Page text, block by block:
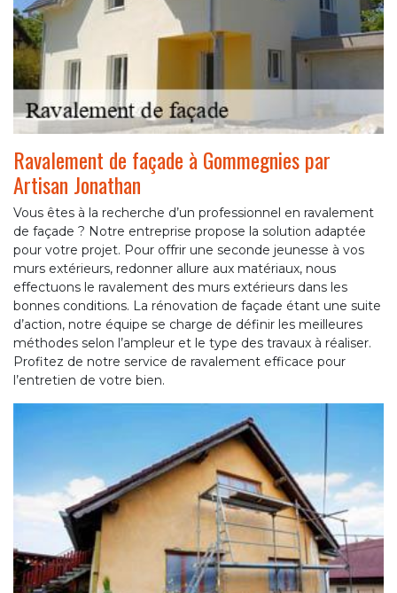
Ravalement de façade à Gommegnies par
Artisan Jonathan
Vous êtes à la recherche d’un professionnel en ravalement
de façade ? Notre entreprise propose la solution adaptée
pour votre projet. Pour offrir une seconde jeunesse à vos
murs extérieurs, redonner allure aux matériaux, nous
effectuons le ravalement des murs extérieurs dans les
bonnes conditions. La rénovation de façade étant une suite
d’action, notre équipe se charge de définir les meilleures
méthodes selon l’ampleur et le type des travaux à réaliser.
Profitez de notre service de ravalement efficace pour
l’entretien de votre bien.